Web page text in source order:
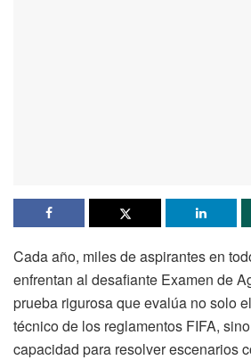
Cada año, miles de aspirantes en
enfrentan al desafiante Examen de
prueba rigurosa que evalúa no solo
técnico de los reglamentos FIFA,
capacidad para resolver escenarios